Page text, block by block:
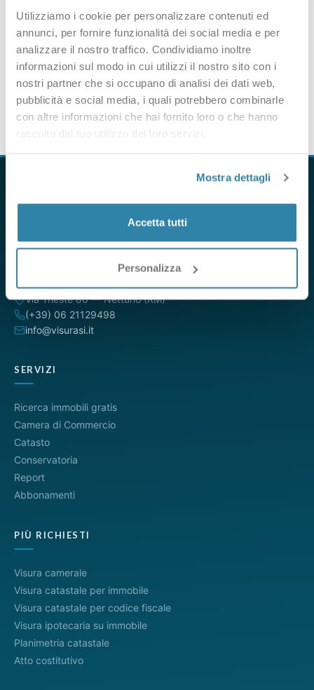
Utilizziamo i cookie per personalizzare contenuti ed
annunci, per fornire funzionalità dei social media e per
analizzare il nostro traffico. Condividiamo inoltre
informazioni sul modo in cui utilizzi il nostro sito con i
nostri partner che si occupano di analisi dei dati web,
pubblicità e social media, i quali potrebbero combinarle
con altre informazioni che hai fornito loro o che hanno
raccolto dal tuo utilizzo dei loro servizi.
Mostra dettagli
Accetta tutti
Personalizza
catastali e ipotecarie direttamente dalle banche dati ufficiali.
Da oltre 15 anni al servizio di professionisti, aziende e privati.
Via Trieste 80 — Nettuno (RM)
(+39) 06 21129498
info@visurasi.it
SERVIZI
Ricerca immobili gratis
Camera di Commercio
Catasto
Conservatoria
Report
Abbonamenti
PIÙ RICHIESTI
Visura camerale
Visura catastale per immobile
Visura catastale per codice fiscale
Visura ipotecaria su immobile
Planimetria catastale
Atto costitutivo